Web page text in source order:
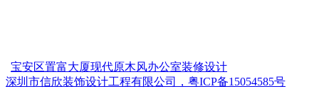
宝安区置富大厦现代原木风办公室装修设计
深圳市信欣装饰设计工程有限公司，粤ICP备15054585号